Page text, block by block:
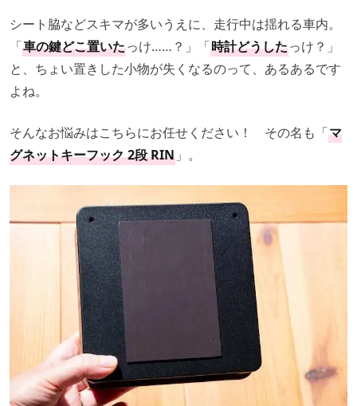
シート脇などスキマが多いうえに、走行中は揺れる車内。
「車の鍵どこ置いたっけ……？」「時計どうしたっけ？」
と、ちょい置きした小物が失くなるのって、あるあるです
よね。
そんなお悩みはこちらにお任せください！ その名も「マ
グネットキーフック 2段 RIN 」。